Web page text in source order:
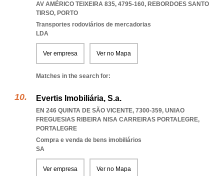
AV AMÉRICO TEIXEIRA 835, 4795-160, REBORDOES SANTO
TIRSO, PORTO
Transportes rodoviários de mercadorias
LDA
Ver empresa Ver no Mapa
Matches in the search for:
Evertis Imobiliária, S.a.
EN 246 QUINTA DE SÃO VICENTE, 7300-359, UNIAO
FREGUESIAS RIBEIRA NISA CARREIRAS PORTALEGRE,
PORTALEGRE
Compra e venda de bens imobiliários
SA
Ver empresa Ver no Mapa